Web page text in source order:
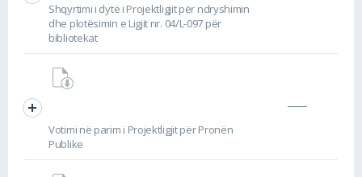
Shqyrtimi i dytë i Projektligjit për ndryshimin
dhe plotësimin e Ligjit nr. 04/L-097 për
bibliotekat
Votimi në parim i Projektligjit për Pronën
Publike